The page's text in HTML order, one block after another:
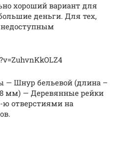
хороший вариант для
деньги. Для тех,
— Шнур бельевой (длина –
8 мм) — Деревянные рейки
ю отверстиями на